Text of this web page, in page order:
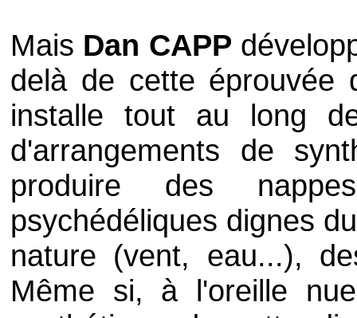
Mais Dan CAPP
delà de cette éprouvée
installe tout au long
d'arrangements de
produire des
psychédéliques dignes
nature (vent, eau...),
Même si, à l'oreille